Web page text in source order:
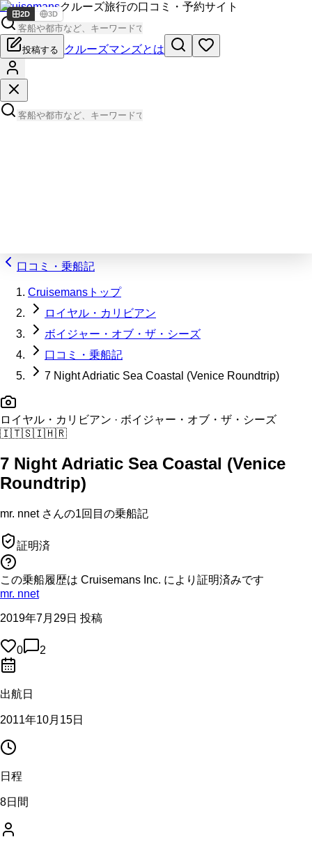
Cruisemansクルーズ旅行の口コミ・予約サイト
投稿する クルーズマンズとは
口コミ・乗船記
Cruisemansトップ
ロイヤル・カリビアン
ボイジャー・オブ・ザ・シーズ
口コミ・乗船記
7 Night Adriatic Sea Coastal (Venice Roundtrip)
ロイヤル・カリビアン · ボイジャー・オブ・ザ・シーズ
🇮🇹🇸🇮🇭🇷
7 Night Adriatic Sea Coastal (Venice
Roundtrip)
mr. nnetさんの1回目の乗船記
証明済
この乗船履歴は Cruisemans Inc. により証明済みです
mr. nnet
2019年7月29日 投稿
0 2
出航日
2011年10月15日
日程
8日間
2D 3D